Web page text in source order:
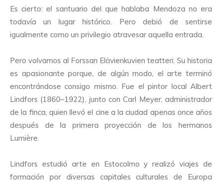
Es cierto: el santuario del que hablaba Mendoza no era
todavía un lugar histórico. Pero debió de sentirse
igualmente como un privilegio atravesar aquella entrada.
Pero volvamos al Forssan Elävienkuvien teatteri. Su historia
es apasionante porque, de algún modo, el arte terminó
encontrándose consigo mismo. Fue el pintor local Albert
Lindfors (1860–1922), junto con Carl Meyer, administrador
de la finca, quien llevó el cine a la ciudad apenas once años
después de la primera proyección de los hermanos
Lumière.
Lindfors estudió arte en Estocolmo y realizó viajes de
formación por diversas capitales culturales de Europa